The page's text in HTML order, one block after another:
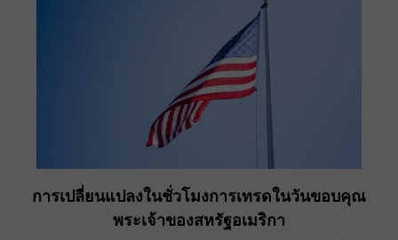
การเปลี่ยนแปลงในชั่วโมงการเทรดในวันขอบคุณ
พระเจ้าของสหรัฐอเมริกา